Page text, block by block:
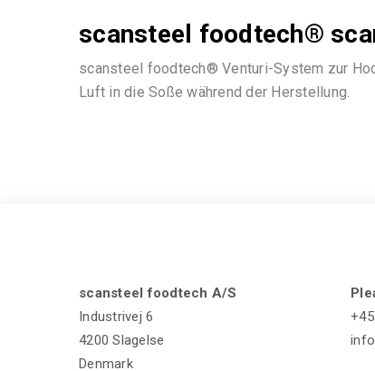
scansteel foodtech®
scansteel foodtech® Venturi-System zur
Luft in die Soße während der Herstellung.
scansteel foodtech A/S
Industrivej 6
4200 Slagelse
Denmark